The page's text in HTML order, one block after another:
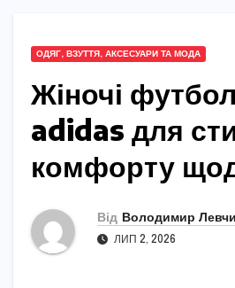
ОДЯГ, ВЗУТТЯ, АКСЕСУАРИ ТА МОДА
Жіночі
adidas для
комфорту
Від Володимир
ЛИП 2, 2026